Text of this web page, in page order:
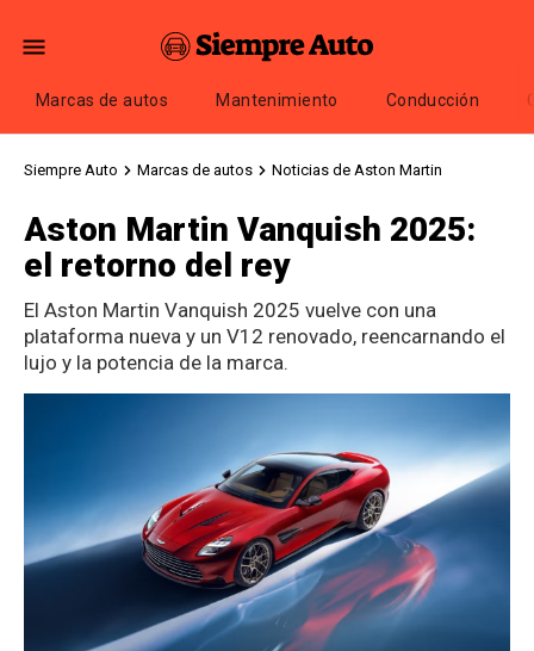
Marcas de autos Mantenimiento Conducción
Siempre Auto Marcas de autos Noticias de Aston Martin
Aston Martin Vanquish 2025:
el retorno del rey
El Aston Martin Vanquish 2025 vuelve con una
plataforma nueva y un V12 renovado, reencarnando el
lujo y la potencia de la marca.